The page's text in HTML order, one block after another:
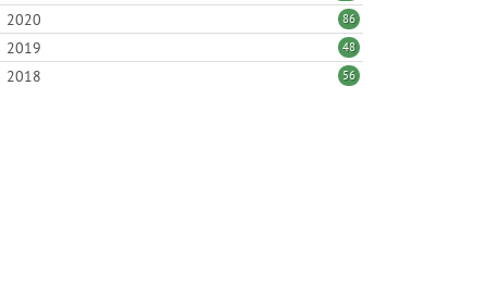
2020 86
2019 48
2018 56